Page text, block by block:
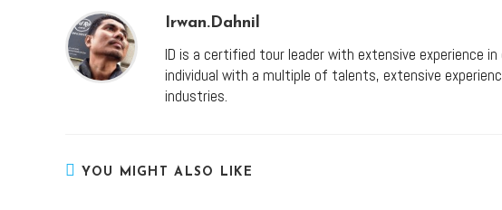
Irwan.dahnil
ID is a certified tour leader with extensive experience
individual with a multiple of talents, extensive
industries.
YOU MIGHT ALSO LIKE